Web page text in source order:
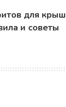
для
и советы